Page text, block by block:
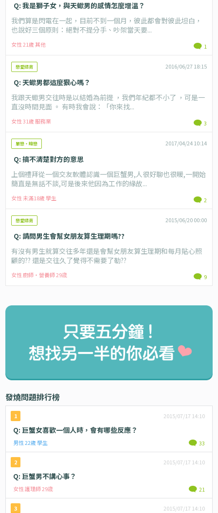
Q: 我是獅子女，與天蠍男的感情怎麼增溫？
我們算是閃電在一起，目前不到一個月，彼此都會對彼此坦白，
也說好三個原則：絕對不提分手、吵架當天要...
女性 21歲 其他 1
戀愛諮商 2016/06/27 18:15
Q: 天蠍男都這麼狠心嗎？
我跟天蠍男交往時是以結婚為前提 ，我們年紀都不小了 ，可是一
直沒時間見面 。 有時我會說：「你來找...
女性 31歲 服務業 3
單戀・暗戀 2017/04/24 10:14
Q: 搞不清楚對方的意思
上個禮拜從一個交友軟體認識一個巨蟹男,人很好聊也很暖,一開始
簡直是無話不談,可是後來他因為工作的緣故...
女性 未滿18歲 學生 2
戀愛諮商 2015/06/20 00:00
Q: 請問男生會幫女朋友算生理期嗎??
有沒有男生就算交往多年還是會幫女朋友算生理期和每月貼心照
顧的?? 還是交往久了覺得不需要了勒??
女性 廚師・營養師 29歳 9
發燒問題排行榜
1 2015/07/17 14:10
Q: 巨蟹女喜歡一個人時，會有哪些反應？
男性 22歲 學生 33
2 2015/07/17 14:10
Q: 巨蟹男不講心事？
女性 護理師 29歳 21
3 2015/07/17 14:10